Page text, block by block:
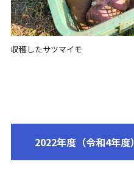
収穫したサツマイモ
2022年度（令和4年度）